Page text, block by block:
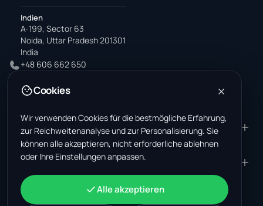
Indien
A-199, Sector 63
Noida, Uttar Pradesh 201301
India
+48 606 662 650
office@wastemarkt.com
PRODUKT
Marktplatz
Materialien — Verkauf
Materialien — Kauf
Jobs (USA)
RESOURCES
Supplier Academy
Trust & Safety
Schrottmarkt Mexiko
UNTERNEHMEN
Über uns
Support
RECHTLICHES
Datenschutz
KONTO
Anmelden
Cookies
Wir verwenden Cookies für die bestmögliche Erfahrung,
zur Reichweitenanalyse und zur Personalisierung. Sie
können alle akzeptieren, nicht erforderliche ablehnen
oder Ihre Einstellungen anpassen.
Alle akzeptieren